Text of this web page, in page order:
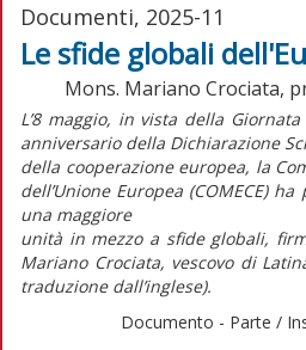
Documenti, 2025-11
Le sfide globali
Mons. Mariano Crociata,
L’8 maggio, in vista della
anniversario della Dichiarazione
della cooperazione europea, la
dell’Unione Europea (COMECE)
una maggiore
unità in mezzo a sfide globali,
Mariano Crociata, vescovo di
traduzione dall’inglese).
Documento - Parte /